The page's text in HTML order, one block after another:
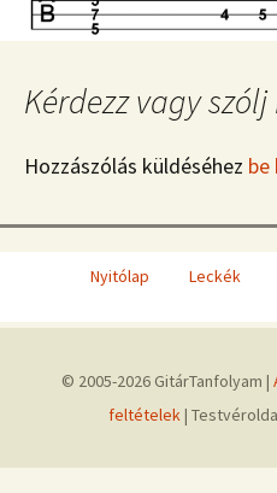
Kérdezz vagy
Hozzászólás küldéséhez be
Nyitólap Leckék
© 2005-2026 GitárTanfolyam |
feltételek|